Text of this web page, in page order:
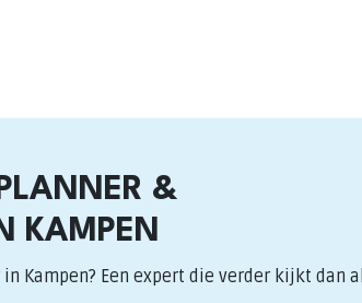
&
KAMPEN
Kampen? Een expert die verder kijkt dan